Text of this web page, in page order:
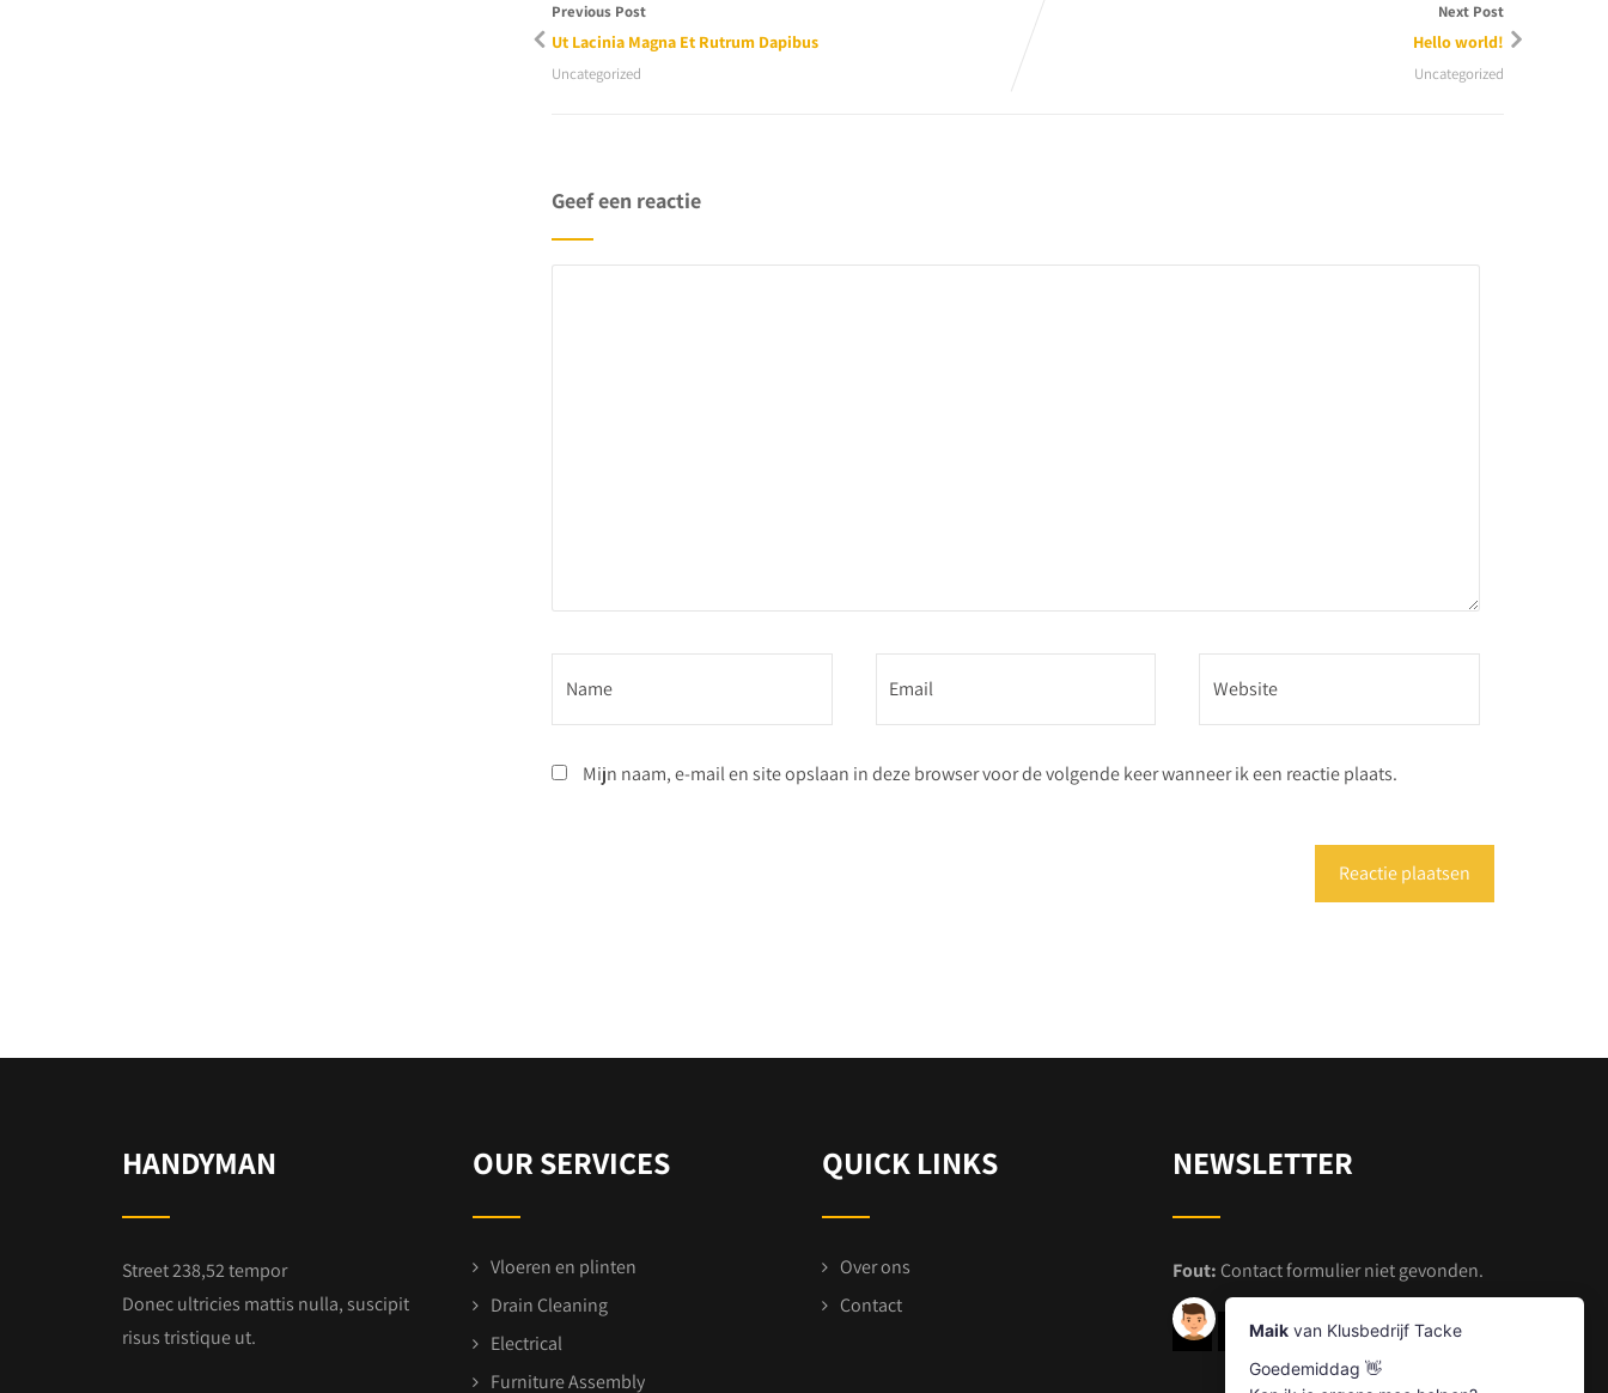
Previous Post
Ut Lacinia Magna Et Rutrum Dapibus
Uncategorized
Next Post
Hello world!
Uncategorized
Geef een reactie
Mijn naam, e-mail en site opslaan in deze browser voor de volgende keer wanneer ik een reactie plaats.
HANDYMAN
Street 238,52 tempor
Donec ultricies mattis nulla, suscipit
risus tristique ut.
OUR SERVICES
Vloeren en plinten
Drain Cleaning
Electrical
Furniture Assembly
QUICK LINKS
Over ons
Contact
NEWSLETTER
Fout: Contact formulier niet gevonden.